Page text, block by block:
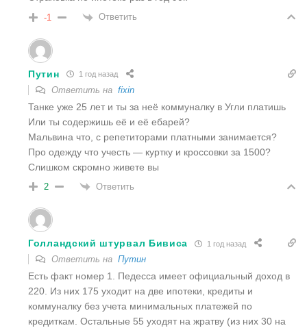
-1 Ответить
Путин 1 год назад
Ответить на fixin
Танке уже 25 лет и ты за неё коммуналку в Угли платишь
Или ты содержишь её и её ебарей?
Мальвина что, с репетиторами платными занимается?
Про одежду что учесть — куртку и кроссовки за 1500?
Слишком скромно живете вы
2 Ответить
Голландский штурвал Бивиса 1 год назад
Ответить на Путин
Есть факт номер 1. Педесса имеет официальный доход в
220. Из них 175 уходит на две ипотеки, кредиты и
коммуналку без учета минимальных платежей по
кредиткам. Остальные 55 уходят на жратву (из них 30 на